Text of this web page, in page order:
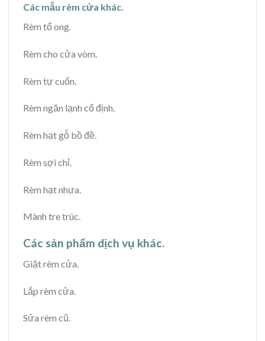
Các mẫu rèm cửa khác.
Rèm tổ ong.
Rèm cho cửa vòm.
Rèm tự cuốn.
Rèm ngăn lạnh cố định.
Rèm hạt gỗ bồ đề.
Rèm sợi chỉ.
Rèm hạt nhựa.
Mành tre trúc.
Các sản phẩm dịch vụ khác.
Giặt rèm cửa.
Lắp rèm cửa.
Sửa rèm cũ.